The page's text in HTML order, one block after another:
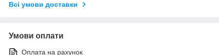
Всі умови доставки
Умови оплати
Оплата на рахунок